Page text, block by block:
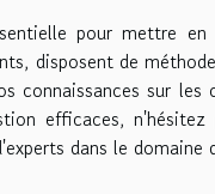
pour mettre
disposent de
sur les
efficaces,
dans le